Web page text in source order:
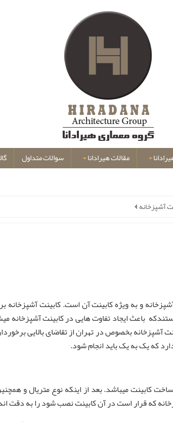
مقالات هیرادانا سوالات متداول
آشپزخانه
و به ویژه کابینت آن است. کابینت آشپزخانه
باعث ایجاد تفاوت هایی در کابینت آشپزخانه
آشپزخانه بخصوص در تهران از تقاضای بالایی
که یک به یک باید انجام شود.
ساخت کابینت میباشد. بعد از اینکه نوع متریال
قرار است در آن کابینت نصب شود را به دقت